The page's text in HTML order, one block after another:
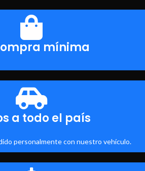
mínima
a todo el país
personalmente con nuestro vehículo.